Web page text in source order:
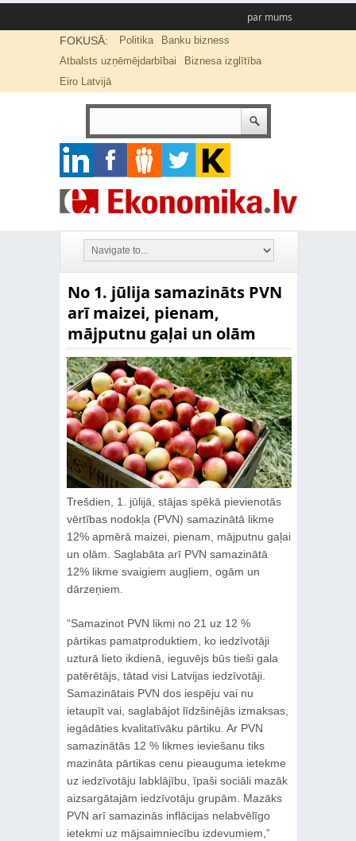
par mums
FOKUSĀ: Politika
Banku bizness
Atbalsts uzņēmējdarbībai
Biznesa izglītība
Eiro Latvijā
No 1. jūlija samazināts PVN
arī maizei, pienam,
mājputnu gaļai un olām
Trešdien, 1. jūlijā, stājas spēkā pievienotās
vērtības nodokļa (PVN) samazinātā likme
12% apmērā maizei, pienam, mājputnu gaļai
un olām. Saglabāta arī PVN samazinātā
12% likme svaigiem augļiem, ogām un
dārzeņiem.
“Samazinot PVN likmi no 21 uz 12 %
pārtikas pamatproduktiem, ko iedzīvotāji
uzturā lieto ikdienā, ieguvējs būs tieši gala
patērētājs, tātad visi Latvijas iedzīvotāji.
Samazinātais PVN dos iespēju vai nu
ietaupīt vai, saglabājot līdzšinējās izmaksas,
iegādāties kvalitatīvāku pārtiku. Ar PVN
samazinātās 12 % likmes ieviešanu tiks
mazināta pārtikas cenu pieauguma ietekme
uz iedzīvotāju labklājību, īpaši sociāli mazāk
aizsargātajām iedzīvotāju grupām. Mazāks
PVN arī samazinās inflācijas nelabvēlīgo
ietekmi uz mājsaimniecību izdevumiem,”